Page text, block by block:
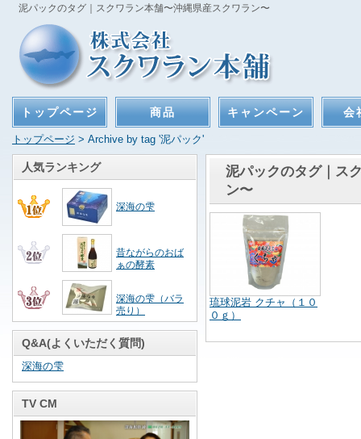
泥パックのタグ｜スクワラン本舗〜沖縄県産スクワラン〜
トップページ 商品 キャンペーン 会
トップページ > Archive by tag '泥パック'
人気ランキング
深海の雫
昔ながらのおば
ぁの酵素
深海の雫（バラ
売り）
Q&A(よくいただく質問)
深海の雫
TV CM
泥パックのタグ｜ス
ン〜
琉球泥岩 クチャ（１０
０ｇ）